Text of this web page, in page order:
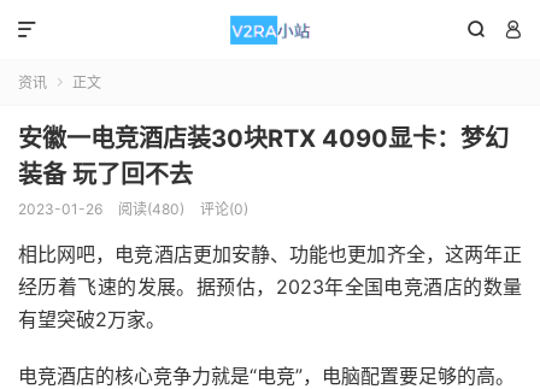
 

资讯  正文
安徽一电竞酒店装30块RTX 4090显卡：梦幻
装备 玩了回不去
2023-01-26 阅读(480) 评论(0)
相比网吧，电竞酒店更加安静、功能也更加齐全，这两年正
经历着飞速的发展。据预估，2023年全国电竞酒店的数量
有望突破2万家。
电竞酒店的核心竞争力就是“电竞”，电脑配置要足够的高。